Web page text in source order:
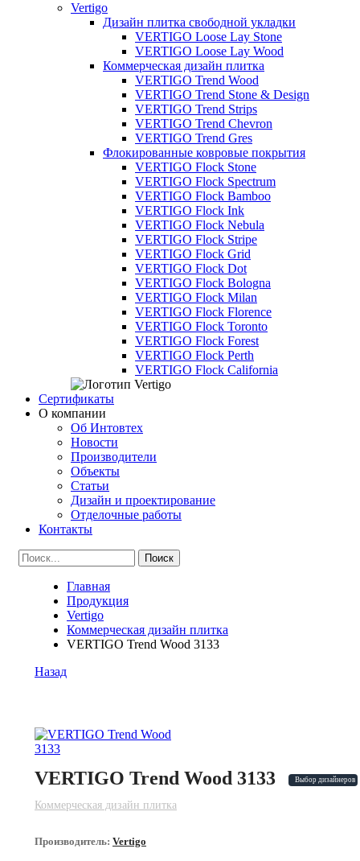
Vertigo
Дизайн плитка свободной укладки
VERTIGO Loose Lay Stone
VERTIGO Loose Lay Wood
Коммерческая дизайн плитка
VERTIGO Trend Wood
VERTIGO Trend Stone & Design
VERTIGO Trend Strips
VERTIGO Trend Chevron
VERTIGO Trend Gres
Флокированные ковровые покрытия
VERTIGO Flock Stone
VERTIGO Flock Spectrum
VERTIGO Flock Bamboo
VERTIGO Flock Ink
VERTIGO Flock Nebula
VERTIGO Flock Stripe
VERTIGO Flock Grid
VERTIGO Flock Dot
VERTIGO Flock Bologna
VERTIGO Flock Milan
VERTIGO Flock Florence
VERTIGO Flock Toronto
VERTIGO Flock Forest
VERTIGO Flock Perth
VERTIGO Flock California
Сертификаты
О компании
Об Интовтех
Новости
Производители
Объекты
Статьи
Дизайн и проектирование
Отделочные работы
Контакты
Главная
Продукция
Vertigo
Коммерческая дизайн плитка
VERTIGO Trend Wood 3133
Назад
VERTIGO Trend Wood 3133 Выбор дизайнеров
Коммерческая дизайн плитка
Производитель: Vertigo